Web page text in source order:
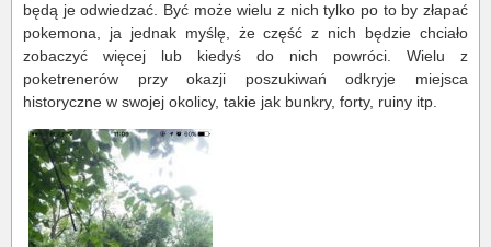
będą je odwiedzać. Być może wielu z nich tylko po to by złapać
pokemona, ja jednak myślę, że część z nich będzie chciało
zobaczyć więcej lub kiedyś do nich powróci. Wielu z
poketrenerów przy okazji poszukiwań odkryje miejsca
historyczne w swojej okolicy, takie jak bunkry, forty, ruiny itp.